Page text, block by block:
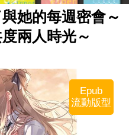
她的每週密會～
兩人時光～
Epub
流動版型